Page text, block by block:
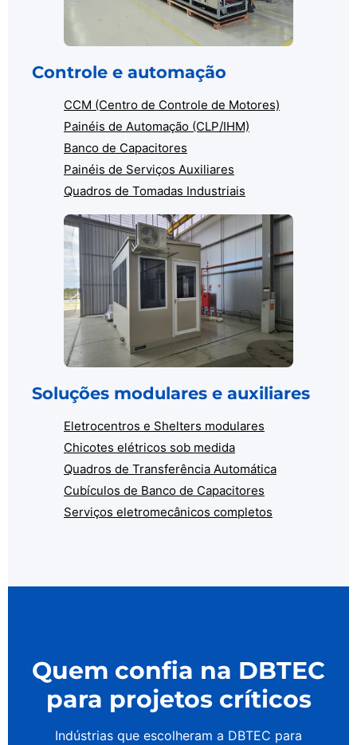
Controle e automação
CCM (Centro de Controle de Motores)
Painéis de Automação (CLP/IHM)
Banco de Capacitores
Painéis de Serviços Auxiliares
Quadros de Tomadas Industriais
Soluções modulares e auxiliares
Eletrocentros e Shelters modulares
Chicotes elétricos sob medida
Quadros de Transferência Automática
Cubículos de Banco de Capacitores
Serviços eletromecânicos completos
Quem confia na DBTEC
para projetos críticos
Indústrias que escolheram a DBTEC para